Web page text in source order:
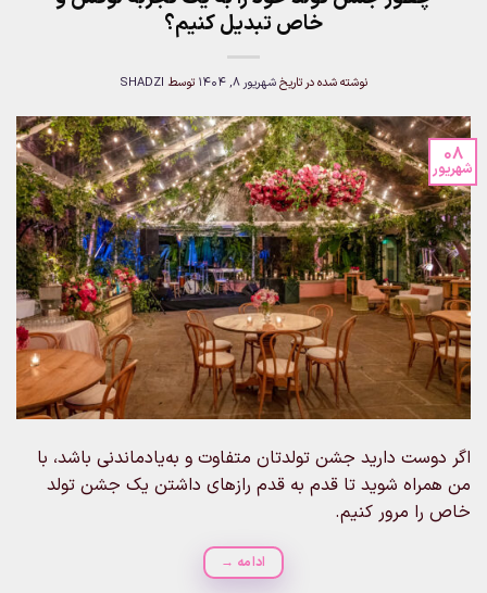
خاص تبدیل کنیم؟
نوشته شده در تاریخشهریور 8, 1404 توسط SHADZI
08
شهریور
اگر دوست دارید جشن تولدتان متفاوت و به‌یادماندنی باشد، با
من همراه شوید تا قدم به قدم رازهای داشتن یک جشن تولد
خاص را مرور کنیم.
ادامه →